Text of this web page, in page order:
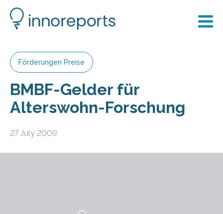
Förderungen Preise
BMBF-Gelder für
Alterswohn-Forschung
27 July 2009